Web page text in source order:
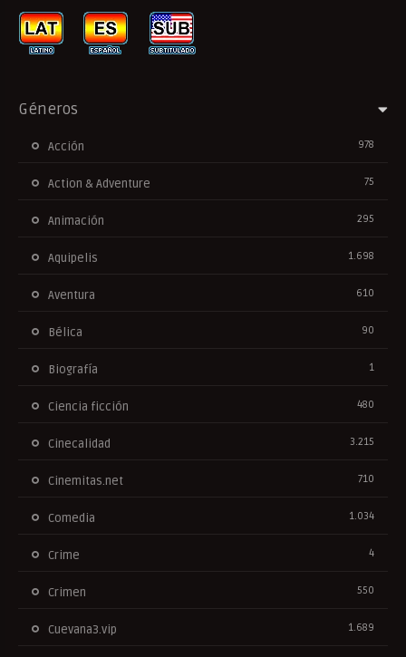
Géneros
Acción 978
Action & Adventure 75
Animación 295
Aquipelis 1.698
Aventura 610
Bélica 90
Biografía 1
Ciencia ficción 480
Cinecalidad 3.215
Cinemitas.net 710
Comedia 1.034
Crime 4
Crimen 550
Cuevana3.vip 1.689